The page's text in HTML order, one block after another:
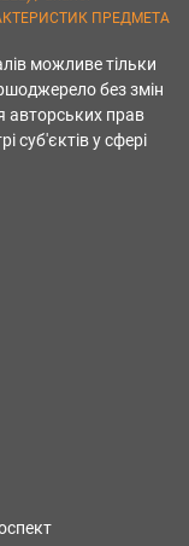
ПРЕДМЕТА
можливе тільки
без змін
авторських прав
суб'єктів у сфері